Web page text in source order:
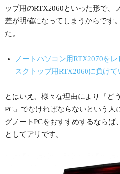
ップ用のRTX2060といった形で、
差が明確になってしまうからです
た。
ノートパソコン用RTX2070を
スクトップ用RTX2060に負け
とはいえ、様々な理由により『ど
PC』でなければならないという人
グノートPCをおすすめするならば
としてアリです。